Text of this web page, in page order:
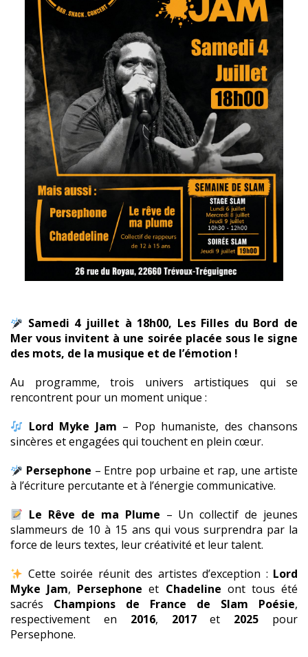
Samedi 4 juillet à 18h00, Les Filles du Bord de
Mer vous invitent à une soirée placée sous le signe
des mots, de la musique et de l’émotion !
Au programme, trois univers artistiques qui se
rencontrent pour un moment unique :
Lord Myke Jam – Pop humaniste, des chansons
sincères et engagées qui touchent en plein cœur.
Persephone – Entre pop urbaine et rap, une artiste
à l’écriture percutante et à l’énergie communicative.
Le Rêve de ma Plume – Un collectif de jeunes
slammeurs de 10 à 15 ans qui vous surprendra par la
force de leurs textes, leur créativité et leur talent.
Cette soirée réunit des artistes d’exception : Lord
Myke Jam, Persephone et Chadeline ont tous été
sacrés Champions de France de Slam Poésie,
respectivement en 2016, 2017et 2025 pour
Persephone.